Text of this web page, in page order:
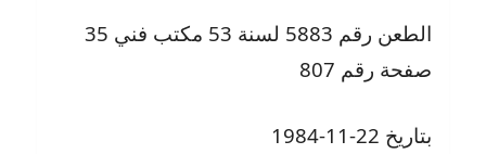
الطعن رقم 5883 لسنة 53 مكتب فني 35
صفحة رقم 807
بتاريخ 22-11-1984